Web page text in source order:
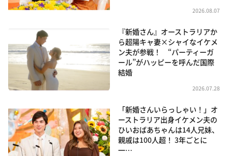
2026.08.07
『新婚さん』オーストラリアか
ら超陽キャ妻×シャイなイケメ
ン夫が参戦！ “パーティーガ
ール”がハッピーを呼んだ国際
結婚
2026.07.28
「新婚さんいらっしゃい！」オ
ーストラリア出身イケメン夫の
ひいおばあちゃんは14人兄妹、
親戚は100人超！ 3年ごとに
一…